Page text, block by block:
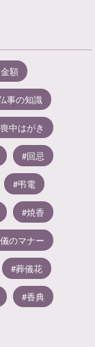
額
事の知識
喪中はがき
回忌
弔電
焼香
のマナー
葬儀花
香典